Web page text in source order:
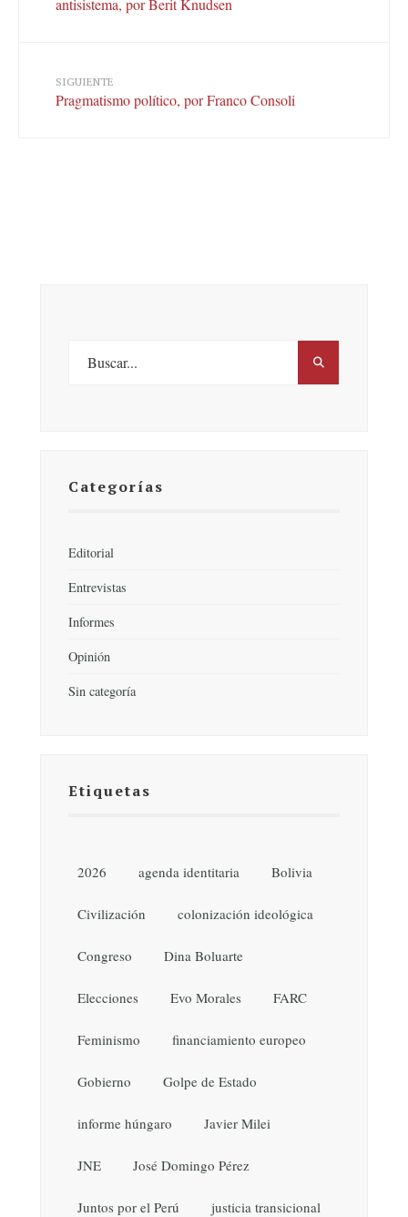
antisistema, por Berit Knudsen
SIGUIENTE
Pragmatismo político, por Franco Consoli
Categorías
Editorial
Entrevistas
Informes
Opinión
Sin categoría
Etiquetas
2026 agenda identitaria Bolivia
Civilización colonización ideológica
Congreso Dina Boluarte
Elecciones Evo Morales FARC
Feminismo financiamiento europeo
Gobierno Golpe de Estado
informe húngaro Javier Milei
JNE José Domingo Pérez
Juntos por el Perú justicia transicional